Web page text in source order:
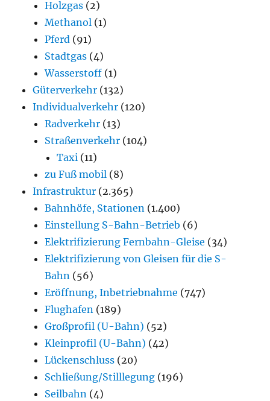
Holzgas (2)
Methanol (1)
Pferd (91)
Stadtgas (4)
Wasserstoff (1)
Güterverkehr (132)
Individualverkehr (120)
Radverkehr (13)
Straßenverkehr (104)
Taxi (11)
zu Fuß mobil (8)
Infrastruktur (2.365)
Bahnhöfe, Stationen (1.400)
Einstellung S-Bahn-Betrieb (6)
Elektrifizierung Fernbahn-Gleise (34)
Elektrifizierung von Gleisen für die S-
Bahn (56)
Eröffnung, Inbetriebnahme (747)
Flughafen (189)
Großprofil (U-Bahn) (52)
Kleinprofil (U-Bahn) (42)
Lückenschluss (20)
Schließung/Stilllegung (196)
Seilbahn (4)